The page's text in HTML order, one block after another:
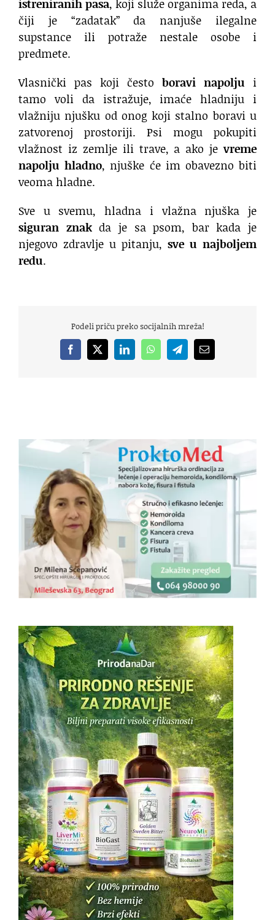
istreniranih pasa, koji služe organima reda, a
čiji je “zadatak” da nanjuše ilegalne
supstance ili potraže nestale osobe i
predmete.
Vlasnički pas koji često boravi napolju i
tamo voli da istražuje, imaće hladniju i
vlažniju njušku od onog koji stalno boravi u
zatvorenoj prostoriji. Psi mogu pokupiti
vlažnost iz zemlje ili trave, a ako jevreme
napolju hladno, njuške će im obavezno biti
veoma hladne.
Sve u svemu, hladna i vlažna njuška je
siguran znakda je sa psom, bar kada je
njegovo zdravlje u pitanju, sve u najboljem
redu.
Podeli priču preko socijalnih mreža!
Facebook
X LinkedInWhatsAppTelegramEmail